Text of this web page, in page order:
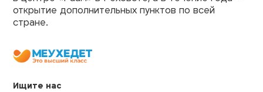
открытие дополнительных пунктов по всей
стране.
Ищите нас